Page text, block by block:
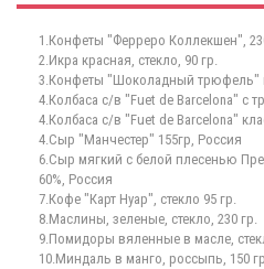
1.Конфеты "Ферреро Коллекшен",
2.Икра красная, стекло, 90 гр.
3.Конфеты "Шоколадный трюфель"
4.Колбаса с/в "Fuet de Barcelona" с
4.Колбаса с/в "Fuet de Barcelona"
4.Сыр "Манчестер" 155гр, Россия
6.Сыр мягкий с белой плесенью
60%, Россия
7.Кофе "Карт Нуар", стекло 95 гр.
8.Маслины, зеленые, стекло, 230 гр.
9.Помидоры вяленные в масле,
10.Миндаль в манго, россыпь, 150